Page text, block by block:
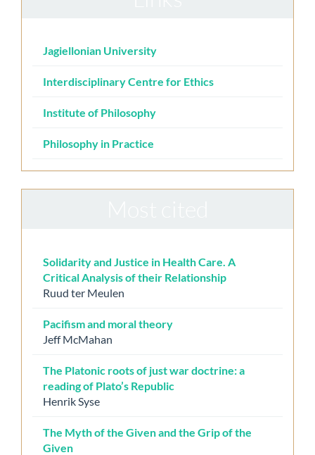
Jagiellonian University
Interdisciplinary Centre for Ethics
Institute of Philosophy
Philosophy in Practice
Solidarity and Justice in Health Care. A
Critical Analysis of their Relationship
Ruud ter Meulen
Pacifism and moral theory
Jeff McMahan
The Platonic roots of just war doctrine: a
reading of Plato’s Republic
Henrik Syse
The Myth of the Given and the Grip of the
Given